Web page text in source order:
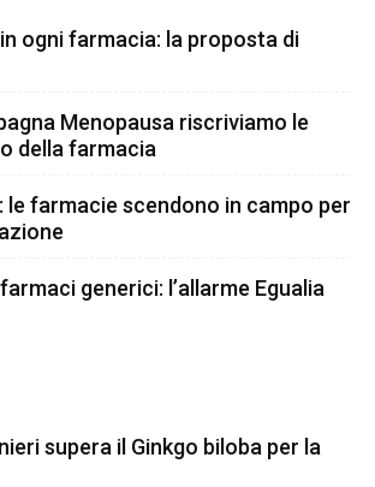
ogni farmacia: la proposta di
Menopausa riscriviamo le
della farmacia
le farmacie scendono in campo per
generici: l’allarme Egualia
supera il Ginkgo biloba per la